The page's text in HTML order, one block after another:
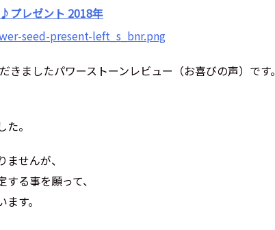
プレゼント 2018年
ましたパワーストーンレビュー（お喜びの声）です。
。
せんが、
る事を願って、
す。